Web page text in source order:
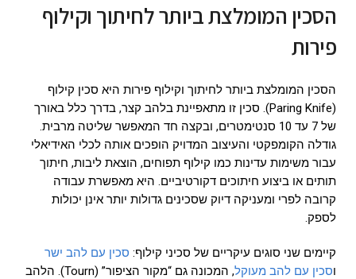
הסכין המומלצת ביותר לחיתוך וקילוף
פירות
הסכין המומלצת ביותר לחיתוך וקילוף פירות היא סכין קילוף
(Paring Knife). סכין זו מתאפיינת בלהב קצר, בדרך כלל באורך
של 7 עד 10 סנטימטרים, ובקצה חד המאפשר שליטה מרבית.
גודלה הקומפקטי והעיצוב המדויק הופכים אותה לכלי האידיאלי
עבור משימות עדינות כמו קילוף תפוחים, הוצאת ליבות, חיתוך
תותים או ביצוע חיתוכים דקורטיביים. היא מאפשרת עבודה
קרובה לפרי ומעניקה דיוק שסכינים גדולות יותר אינן יכולות
לספק.
קיימים שני סוגים עיקריים של סכיני קילוף: סכין עם להב ישר
וסכין עם להב מעוקל
, המכונה גם “מקור הציפור” (Tourn). הלהב